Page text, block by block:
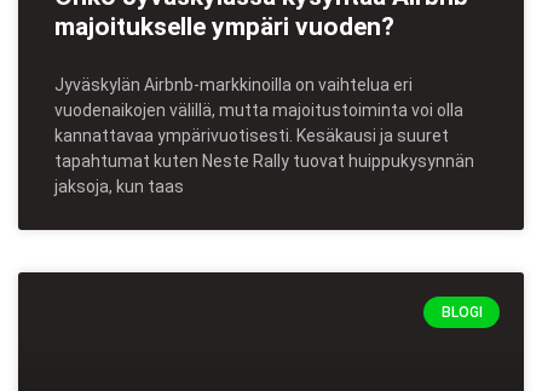
majoitukselle ympäri vuoden?
Jyväskylän Airbnb-markkinoilla on vaihtelua eri
vuodenaikojen välillä, mutta majoitustoiminta voi olla
kannattavaa ympärivuotisesti. Kesäkausi ja suuret
tapahtumat kuten Neste Rally tuovat huippukysynnän
jaksoja, kun taas
BLOGI